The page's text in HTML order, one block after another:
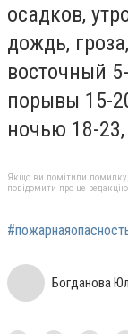
осадков,
дождь,
восточный
порывы 15-
ночью 18-
Якщо ви помітили помилку,
повідомити про це редакцію
Богданова